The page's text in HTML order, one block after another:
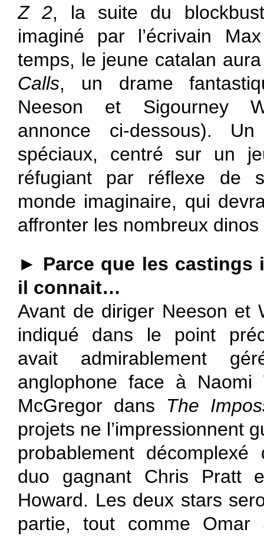
Z 2, la suite du
imaginé par l’écrivain
temps, le jeune catalan
Calls, un drame
Neeson et Sigourney
annonce ci-dessous).
spéciaux, centré sur un
réfugiant par réflexe de
monde imaginaire, qui
affronter les nombreux dinos
► Parce que les castings
il connait…
Avant de diriger Neeson et
indiqué dans le point
avait admirablement
anglophone face à Naomi
McGregor dans The
projets ne l’impressionnent
probablement décomplexé
duo gagnant Chris Pratt
Howard. Les deux stars
partie, tout comme Omar